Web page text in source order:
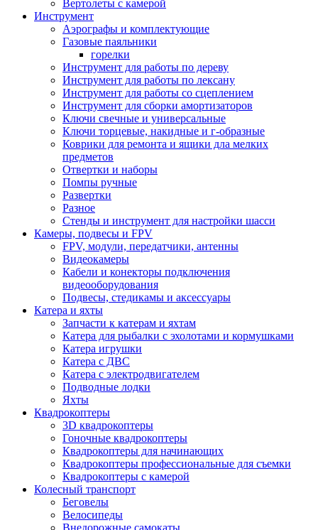
Вертолеты с камерой
Инструмент
Аэрографы и комплектующие
Газовые паяльники
горелки
Инструмент для работы по дереву
Инструмент для работы по лексану
Инструмент для работы со сцеплением
Инструмент для сборки амортизаторов
Ключи свечные и универсальные
Ключи торцевые, накидные и г-образные
Коврики для ремонта и ящики дла мелких
предметов
Отвертки и наборы
Помпы ручные
Развертки
Разное
Стенды и инструмент для настройки шасси
Камеры, подвесы и FPV
FPV, модули, передатчики, антенны
Видеокамеры
Кабели и конекторы подключения
видеооборудования
Подвесы, стедикамы и аксессуары
Катера и яхты
Запчасти к катерам и яхтам
Катера для рыбалки с эхолотами и кормушками
Катера игрушки
Катера с ДВС
Катера с электродвигателем
Подводные лодки
Яхты
Квадрокоптеры
3D квадрокоптеры
Гоночные квадрокоптеры
Квадрокоптеры для начинающих
Квадрокоптеры профессиональные для съемки
Квадрокоптеры с камерой
Колесный транспорт
Беговелы
Велосипеды
Внедорожные самокаты